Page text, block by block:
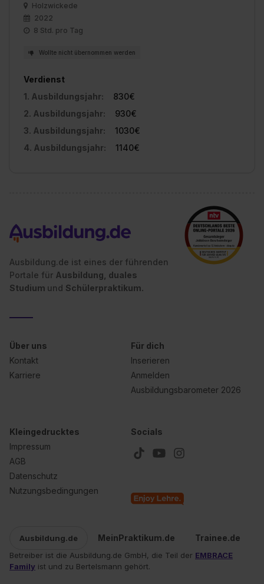
Holzwickede
2022
8 Std. pro Tag
Wollte nicht übernommen werden
Verdienst
1. Ausbildungsjahr:
830€
2. Ausbildungsjahr:
930€
3. Ausbildungsjahr:
1030€
4. Ausbildungsjahr:
1140€
Ausbildung.de ist eines der führenden
Portale für Ausbildung, duales
Studium und Schülerpraktikum.
Über uns
Kontakt
Karriere
Für dich
Inserieren
Anmelden
Ausbildungsbarometer 2026
Kleingedrucktes
Impressum
AGB
Datenschutz
Nutzungsbedingungen
Socials
Ausbildung.de MeinPraktikum.de Trainee.de
Betreiber ist die Ausbildung.de GmbH, die Teil der EMBRACE
Family ist und zu Bertelsmann gehört.